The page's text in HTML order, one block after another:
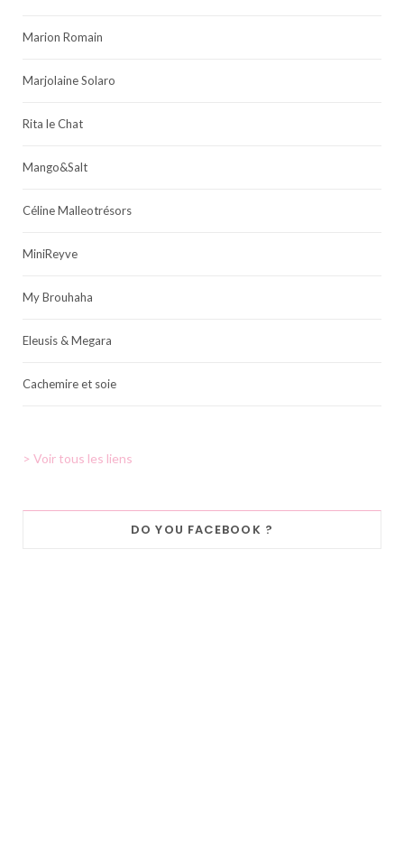
Marion Romain
Marjolaine Solaro
Rita le Chat
Mango&Salt
Céline Malleotrésors
MiniReyve
My Brouhaha
Eleusis & Megara
Cachemire et soie
> Voir tous les liens
DO YOU FACEBOOK ?